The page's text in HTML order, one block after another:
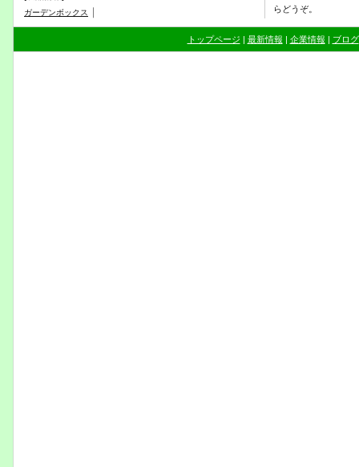
ガーデンボックス ｜ らどうぞ。
トップページ | 最新情報 | 企業情報 | ブログ